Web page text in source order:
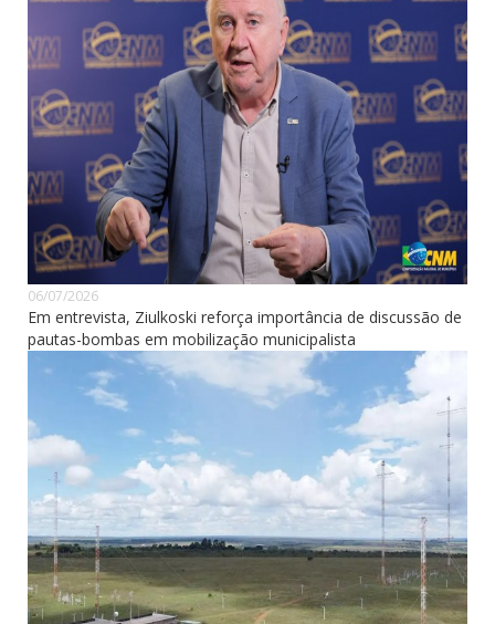
06/07/2026
Em entrevista, Ziulkoski reforça importância de discussão de
pautas-bombas em mobilização municipalista